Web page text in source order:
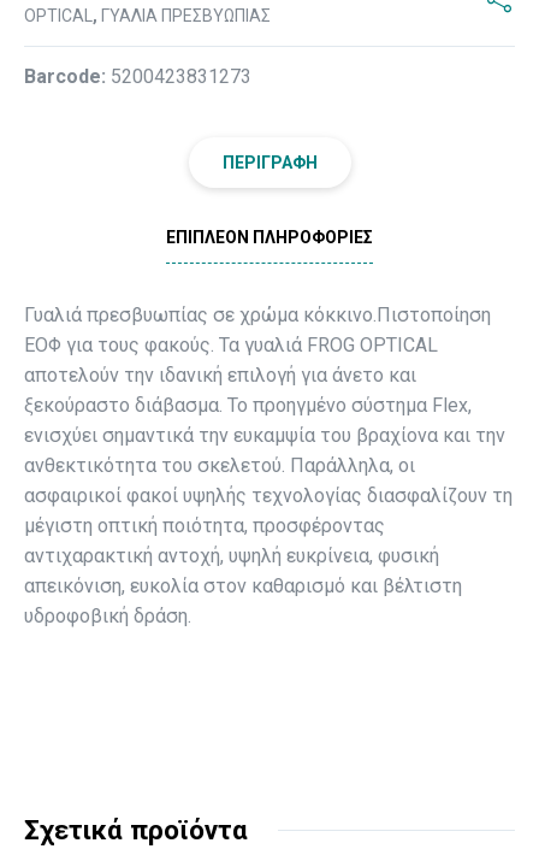
OPTICAL , ΓΥΑΛΙΑ ΠΡΕΣΒΥΩΠΙΑΣ
Βarcode: 5200423831273
ΠΕΡΙΓΡΑΦΉ
ΕΠΙΠΛΈΟΝ ΠΛΗΡΟΦΟΡΊΕΣ
Γυαλιά πρεσβυωπίας σε χρώμα κόκκινο.Πιστοποίηση
ΕΟΦ για τους φακούς. Τα γυαλιά FROG OPTICAL
αποτελούν την ιδανική επιλογή για άνετο και
ξεκούραστο διάβασμα. Το προηγμένο σύστημα Flex,
ενισχύει σημαντικά την ευκαμψία του βραχίονα και την
ανθεκτικότητα του σκελετού. Παράλληλα, οι
ασφαιρικοί φακοί υψηλής τεχνολογίας διασφαλίζουν τη
μέγιστη οπτική ποιότητα, προσφέροντας
αντιχαρακτική αντοχή, υψηλή ευκρίνεια, φυσική
απεικόνιση, ευκολία στον καθαρισμό και βέλτιστη
υδροφοβική δράση.
Σχετικά προϊόντα